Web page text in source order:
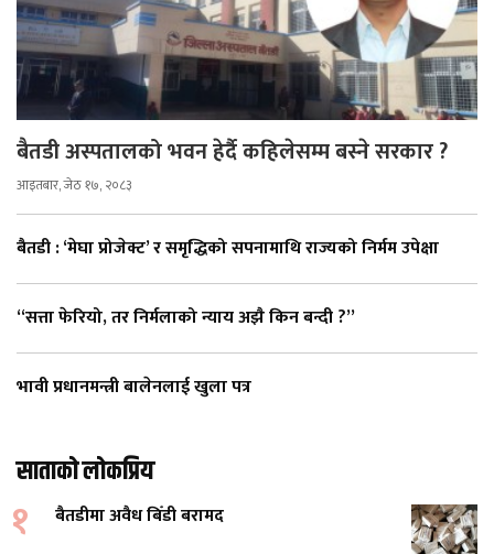
बैतडी अस्पतालको भवन हेर्दै कहिलेसम्म बस्ने सरकार ?
आइतबार, जेठ १७, २०८३
बैतडी : ‘मेघा प्रोजेक्ट’ र समृद्धिको सपनामाथि राज्यको निर्मम उपेक्षा
“सत्ता फेरियो, तर निर्मलाको न्याय अझै किन बन्दी ?”
भावी प्रधानमन्त्री बालेनलाई खुला पत्र
साताको लोकप्रिय
१ बैतडीमा अवैध बिँडी बरामद